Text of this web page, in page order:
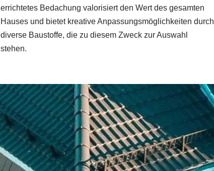
errichtetes Bedachung valorisiert den Wert des gesamten
Hauses und bietet kreative Anpassungsmöglichkeiten durch
diverse Baustoffe, die zu diesem Zweck zur Auswahl
stehen.